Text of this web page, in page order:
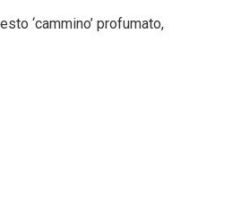
‘cammino’ profumato,